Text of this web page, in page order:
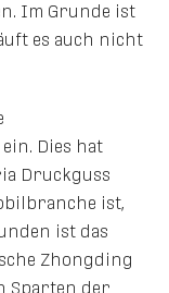
Im Grunde ist
es auch nicht
Dies hat
Druckguss
ist,
ist das
Zhongding
Sparten der